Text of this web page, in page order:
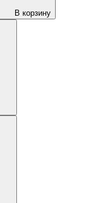
В корзину